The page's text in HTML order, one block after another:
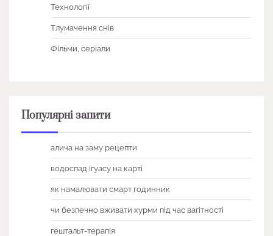
Технології
Тлумачення снів
Фільми, серіали
Популярні запити
алича на заму рецепти
водоспад ігуасу на карті
як намалювати смарт годинник
чи безпечно вживати хурми під час вагітності
гештальт-терапія